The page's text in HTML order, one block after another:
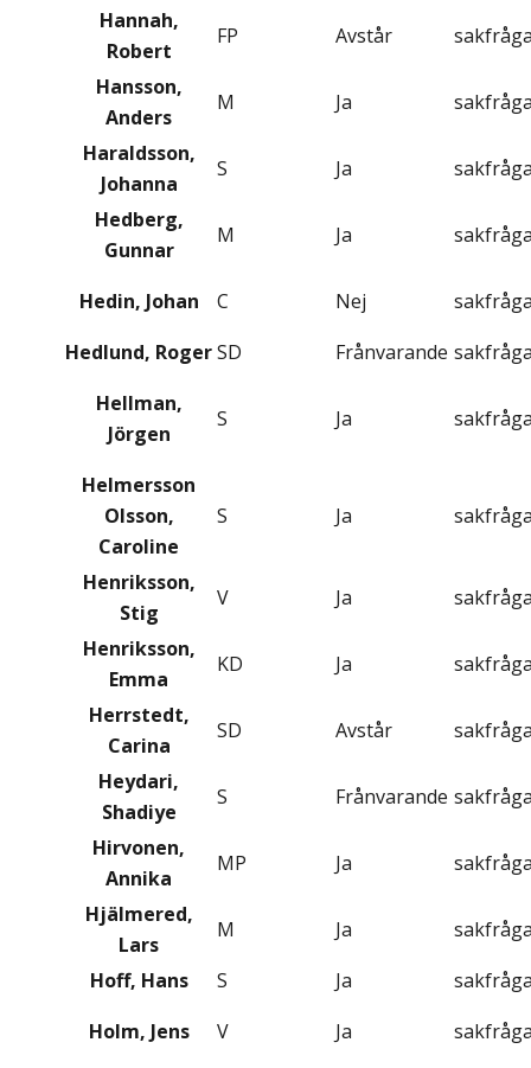
Hannah,
Robert
FP Avstår
Hansson,
Anders
M Ja
Haraldsson,
Johanna
S Ja
Hedberg,
Gunnar
M Ja
Hedin, Johan C Nej
Hedlund, RogerSD Frånvarande
Hellman,
Jörgen
S Ja
Helmersson
Olsson,
Caroline
S Ja
Henriksson,
Stig
V Ja
Henriksson,
Emma
KD Ja
Herrstedt,
Carina
SD Avstår
Heydari,
Shadiye
S Frånvarande
Hirvonen,
Annika
MP Ja
Hjälmered,
Lars
M Ja
Hoff, Hans
S Ja
Holm, Jens
V Ja